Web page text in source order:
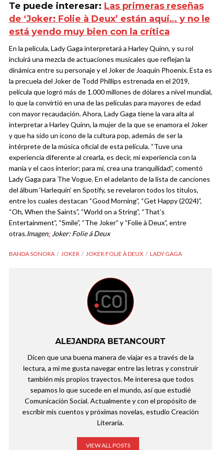
Te puede interesar: Las primeras reseñas
de ‘Joker: Folie à Deux’ están aquí… y no le
está yendo muy bien con la crítica
En la película, Lady Gaga interpretará a Harley Quinn, y su rol
incluirá una mezcla de actuaciones musicales que reflejan la
dinámica entre su personaje y el Joker de Joaquin Phoenix. Esta es
la precuela del Joker de Todd Phillips estrenada en el 2019,
película que logró más de 1.000 millones de dólares a nivel mundial,
lo que la convirtió en una de las películas para mayores de edad
con mayor recaudación.Ahora, Lady Gaga tiene la vara alta al
interpretar a Harley Quinn, la mujer de la que se enamora el Joker
y que ha sido un ícono de la cultura pop, además de ser la
intérprete de la música oficial de esta película. “Tuve una
experiencia diferente al crearla, es decir, mi experiencia con la
manía y el caos interior; para mí, crea una tranquilidad”, comentó
Lady Gaga para The Vogue.En el adelanto de la lista de canciones
del álbum ‘Harlequin’ en Spotify, se revelaron todos los títulos,
entre los cuales destacan “Good Morning”, “Get Happy (2024)”,
“Oh, When the Saints”, “World on a String”, “That’s
Entertainment”, “Smile”, “The Joker” y “Folie à Deux”, entre
otras.Imagen:Joker: Folie á Deux
BANDA SONORA JOKER JOKER:FOLIE À DEUX LADY GAGA
ALEJANDRA BETANCOURT
Dicen que una buena manera de viajar es a través de la
lectura, a mí me gusta navegar entre las letras y construir
también mis propios trayectos. Me interesa que todos
sepamos lo que sucede en el mundo, así que estudié
Comunicación Social. Actualmente y con el propósito de
escribir mis cuentos y próximas novelas, estudio Creación
Literaria.
VIEW ALL POSTS